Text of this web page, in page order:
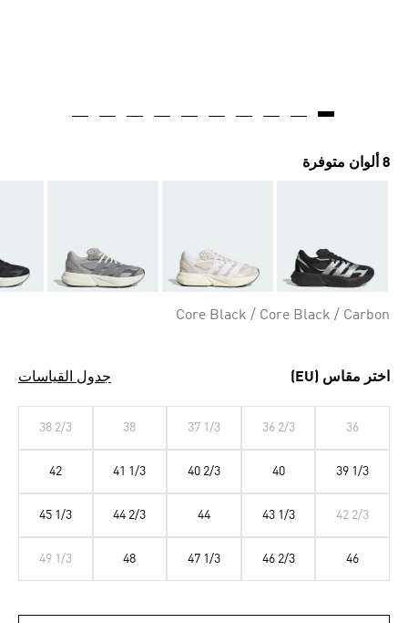
8 ألوان متوفرة
Core Black / Core Black / Carbon
اختر مقاس (EU) جدول القياسات
36
36 2/3
37 1/3
38
38 2/3
39 1/3
40
40 2/3
41 1/3
42
42 2/3
43 1/3
44
44 2/3
45 1/3
46
46 2/3
47 1/3
48
49 1/3